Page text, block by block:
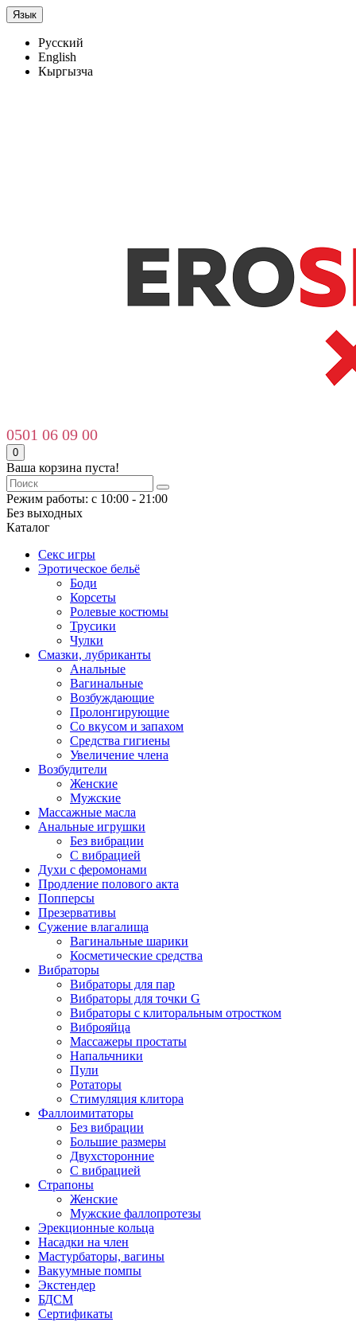
Язык
Русский
English
Кыргызча
0501 06 09 00
0
Ваша корзина пуста!
Режим работы: с 10:00 - 21:00
Без выходных
Каталог
Секс игры
Эротическое бельё
Боди
Корсеты
Ролевые костюмы
Трусики
Чулки
Смазки, лубриканты
Анальные
Вагинальные
Возбуждающие
Пролонгирующие
Со вкусом и запахом
Средства гигиены
Увеличение члена
Возбудители
Женские
Мужские
Массажные масла
Анальные игрушки
Без вибрации
С вибрацией
Духи с феромонами
Продление полового акта
Попперсы
Презервативы
Сужение влагалища
Вагинальные шарики
Косметические средства
Вибраторы
Вибраторы для пар
Вибраторы для точки G
Вибраторы с клиторальным отростком
Виброяйца
Массажеры простаты
Напальчники
Пули
Ротаторы
Стимуляция клитора
Фаллоимитаторы
Без вибрации
Большие размеры
Двухсторонние
С вибрацией
Страпоны
Женские
Мужские фаллопротезы
Эрекционные кольца
Насадки на член
Мастурбаторы, вагины
Вакуумные помпы
Экстендер
БДСМ
Сертификаты